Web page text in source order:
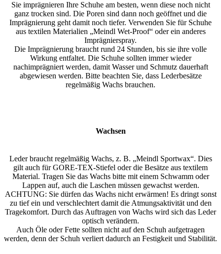
Sie imprägnieren Ihre Schuhe am besten, wenn diese noch nicht
ganz trocken sind. Die Poren sind dann noch geöffnet und die
Imprägnierung geht damit noch tiefer. Verwenden Sie für Schuhe
aus textilen Materialien „Meindl Wet-Proof“ oder ein anderes
Imprägnierspray.
Die Imprägnierung braucht rund 24 Stunden, bis sie ihre volle
Wirkung entfaltet. Die Schuhe sollten immer wieder
nachimprägniert werden, damit Wasser und Schmutz dauerhaft
abgewiesen werden. Bitte beachten Sie, dass Lederbesätze
regelmäßig Wachs brauchen.
Wachsen
Leder braucht regelmäßig Wachs, z. B. „Meindl Sportwax“. Dies
gilt auch für GORE-TEX-Stiefel oder die Besätze aus textilem
Material. Tragen Sie das Wachs bitte mit einem Schwamm oder
Lappen auf, auch die Laschen müssen gewachst werden.
ACHTUNG: Sie dürfen das Wachs nicht erwärmen! Es dringt sonst
zu tief ein und verschlechtert damit die Atmungsaktivität und den
Tragekomfort. Durch das Auftragen von Wachs wird sich das Leder
optisch verändern.
Auch Öle oder Fette sollten nicht auf den Schuh aufgetragen
werden, denn der Schuh verliert dadurch an Festigkeit und Stabilität.